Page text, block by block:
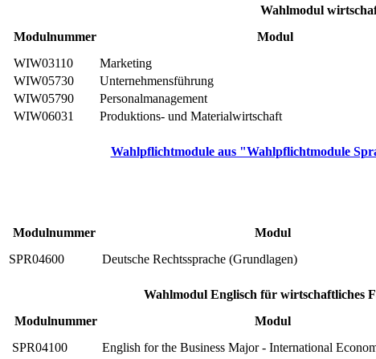
Wahlmodul
Modulnummer
Modul
WIW03110
Marketing
WIW05730
Unternehmensführung
WIW05790
Personalmanagement
WIW06031
Produktions- und Materialwirtschaft
Wahlpflichtmodule aus "Wahlpflichtmodule
Modulnummer
Modul
SPR04600
Deutsche Rechtssprache (Grundlagen)
Wahlmodul Englisch für wirtschaftliches
Modulnummer
Modul
SPR04100
English for the Business Major - International